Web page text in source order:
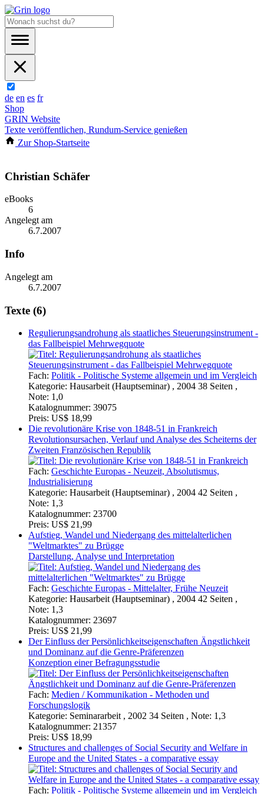
de en es fr
Shop
GRIN Website
Texte veröffentlichen, Rundum-Service genießen
Zur Shop-Startseite
Christian Schäfer
eBooks
6
Angelegt am
6.7.2007
Info
Angelegt am
6.7.2007
Texte (6)
Regulierungsandrohung als staatliches Steuerungsinstrument -
das Fallbeispiel Mehrwegquote
Fach:Politik - Politische Systeme allgemein und im Vergleich
Kategorie:Hausarbeit (Hauptseminar) , 2004 38 Seiten ,
Note: 1,0
Katalognummer:
Preis:US$ 18,99
Die revolutionäre Krise von 1848-51 in Frankreich
Revolutionsursachen, Verlauf und Analyse des Scheiterns der
Zweiten Französischen Republik
Fach:Geschichte Europas - Neuzeit, Absolutismus,
Industrialisierung
Kategorie:Hausarbeit (Hauptseminar) , 2004 42 Seiten ,
Note: 1,3
Katalognummer:
Preis:US$ 21,99
Aufstieg, Wandel und Niedergang des mittelalterlichen
"Weltmarktes" zu Brügge
Darstellung, Analyse und Interpretation
Fach:Geschichte Europas - Mittelalter, Frühe Neuzeit
Kategorie:Hausarbeit (Hauptseminar) , 2004 42 Seiten ,
Note: 1,3
Katalognummer:23697
Preis: US$ 21,99
Der Einfluss der Persönlichkeitseigenschaften Ängstlichkeit
und Dominanz auf die Genre-Präferenzen
Konzeption einer Befragungsstudie
Fach:Medien / Kommunikation - Methoden und
Forschungslogik
Kategorie:Seminararbeit , 2002 34 Seiten , Note: 1,3
Katalognummer:21357
Preis:US$ 18,99
Structures and challenges of Social Security and Welfare in
Europe and the United States - a comparative essay
Fach:Politik - Politische Systeme allgemein und im Vergleich
Kategorie:Hausarbeit (Hauptseminar) , 2002 22 Seiten ,
Note: 2,0 (B)
Katalognummer:21356
Preis: US$ 18,99